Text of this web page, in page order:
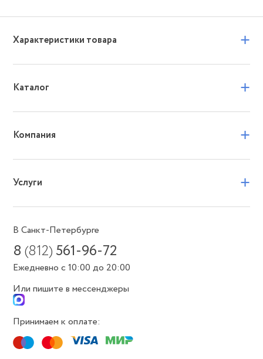
Характеристики товара +
Каталог +
Компания +
Услуги +
В Санкт-Петербурге
8(812) 561-96-72
Ежедневно с 10:00 до 20:00
Или пишите в мессенджеры
Принимаем к оплате: